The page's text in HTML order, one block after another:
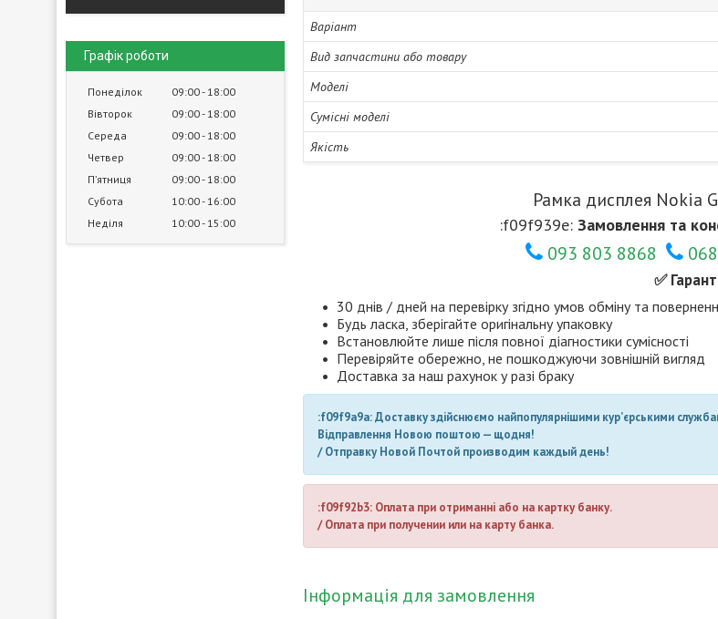
Графік роботи
Понеділок 09:00 18:00
Вівторок
09:00 18:00
Середа
09:00 18:00
Четвер
09:00 18:00
Пʼятниця
09:00 18:00
Субота
10:00 16:00
Неділя
10:00 15:00
Варіант
Вид запчастини або товару
Моделі
Сумісні моделі
Якість
Рамка дисплея Nokia
:f09f939e: Замовлення та
093 803 8868
✅
30 днів / дней на перевірку згідно умов обміну та
Будь ласка, зберігайте оригінальну упаковку
Встановлюйте лише після повної діагностики сумісності
Перевіряйте обережно, не пошкоджуючи зовнішній вигляд
Доставка за наш рахунок у разі браку
:f09f9a9a: Доставку здійснюємо найпопулярнішими кур’єрськими
Відправлення Новою поштою — щодня!
/ Отправку Новой Почтой производим каждый день!
:f09f92b3: Оплата при отриманні або на картку банку.
/ Оплата при получении или на карту банка.
Інформація для замовлення